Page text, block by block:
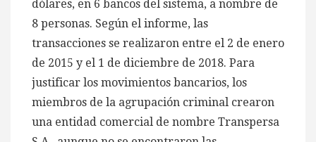
dólares, en 6 bancos del sistema, a nombre de
8 personas. Según el informe, las
transacciones se realizaron entre el 2 de enero
de 2015 y el 1 de diciembre de 2018. Para
justificar los movimientos bancarios, los
miembros de la agrupación criminal crearon
una entidad comercial de nombre Transpersa